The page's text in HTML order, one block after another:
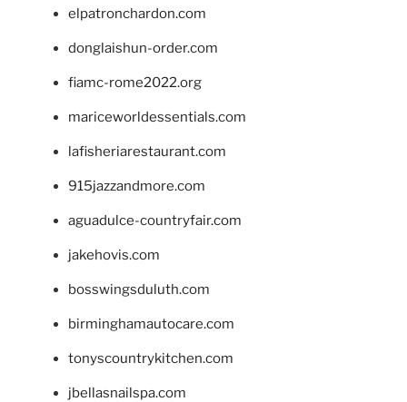
elpatronchardon.com
donglaishun-order.com
fiamc-rome2022.org
mariceworldessentials.com
lafisheriarestaurant.com
915jazzandmore.com
aguadulce-countryfair.com
jakehovis.com
bosswingsduluth.com
birminghamautocare.com
tonyscountrykitchen.com
jbellasnailspa.com